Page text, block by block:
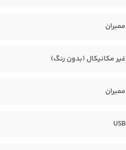
ممبران
غیر مکانیکال (بدون رنگ)
ممبران
USB